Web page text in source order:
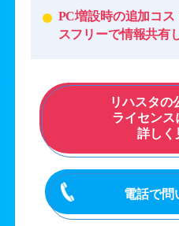
PC増設時の追加コ
スフリーで情報共有
リハスタの
ライセンス
詳しく
電話で問